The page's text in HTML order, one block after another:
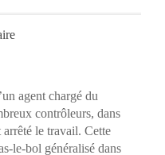
agent chargé du
contrôleurs, dans
le travail. Cette
le-bol généralisé dans